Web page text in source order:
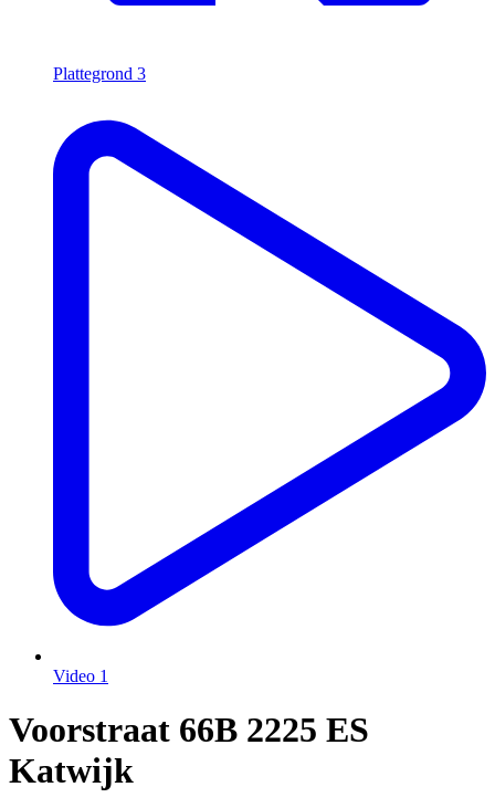
Plattegrond 3
Video 1
Voorstraat 66B 2225 ES
Katwijk